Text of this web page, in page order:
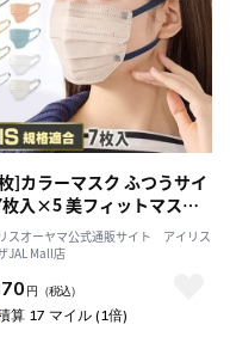
]カラーマスク ふつうサイ
枚入×5 美フィットマスク
チオ
スオーヤマ公式通販サイト アイリス
JAL Mall店
円 （税込）
算 17 マイル (1倍)